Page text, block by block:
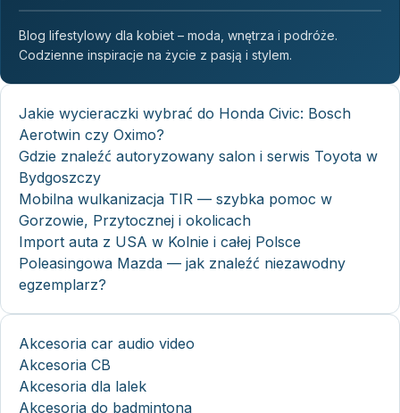
Blog lifestylowy dla kobiet – moda, wnętrza i podróże.
Codzienne inspiracje na życie z pasją i stylem.
Jakie wycieraczki wybrać do Honda Civic: Bosch
Aerotwin czy Oximo?
Gdzie znaleźć autoryzowany salon i serwis Toyota w
Bydgoszczy
Mobilna wulkanizacja TIR — szybka pomoc w
Gorzowie, Przytocznej i okolicach
Import auta z USA w Kolnie i całej Polsce
Poleasingowa Mazda — jak znaleźć niezawodny
egzemplarz?
Akcesoria car audio video
Akcesoria CB
Akcesoria dla lalek
Akcesoria do badmintona